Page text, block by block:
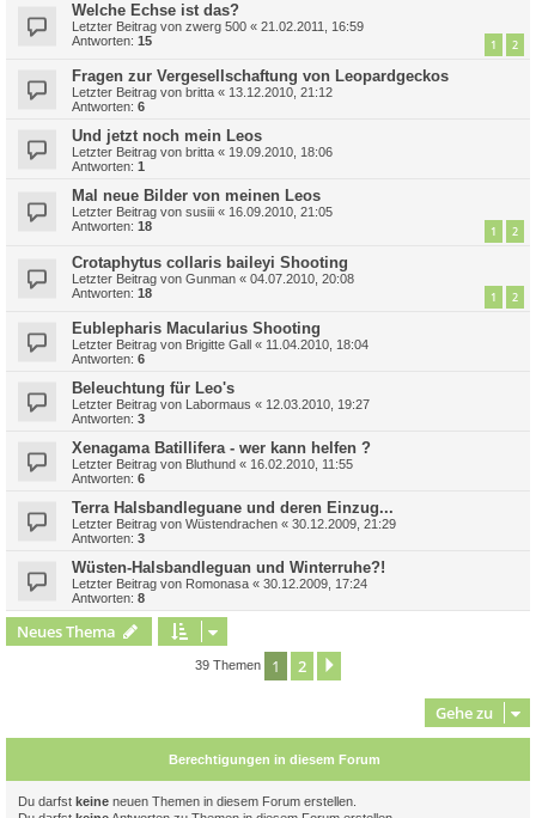
Welche Echse ist das?
Letzter Beitrag von zwerg 500 « 21.02.2011, 16:59
Antworten: 15 1 2
Fragen zur Vergesellschaftung von Leopardgeckos
Letzter Beitrag von britta « 13.12.2010, 21:12
Antworten: 6
Und jetzt noch mein Leos
Letzter Beitrag von britta « 19.09.2010, 18:06
Antworten: 1
Mal neue Bilder von meinen Leos
Letzter Beitrag von susiii « 16.09.2010, 21:05
Antworten: 18 1 2
Crotaphytus collaris baileyi Shooting
Letzter Beitrag von Gunman « 04.07.2010, 20:08
Antworten: 18 1 2
Eublepharis Macularius Shooting
Letzter Beitrag von Brigitte Gall « 11.04.2010, 18:04
Antworten: 6
Beleuchtung für Leo's
Letzter Beitrag von Labormaus « 12.03.2010, 19:27
Antworten: 3
Xenagama Batillifera - wer kann helfen ?
Letzter Beitrag von Bluthund « 16.02.2010, 11:55
Antworten: 6
Terra Halsbandleguane und deren Einzug...
Letzter Beitrag von Wüstendrachen « 30.12.2009, 21:29
Antworten: 3
Wüsten-Halsbandleguan und Winterruhe?!
Letzter Beitrag von Romonasa « 30.12.2009, 17:24
Antworten: 8
Neues Thema
39 Themen 1 2
Gehe zu
Berechtigungen in diesem Forum
Du darfst keine neuen Themen in diesem Forum erstellen.